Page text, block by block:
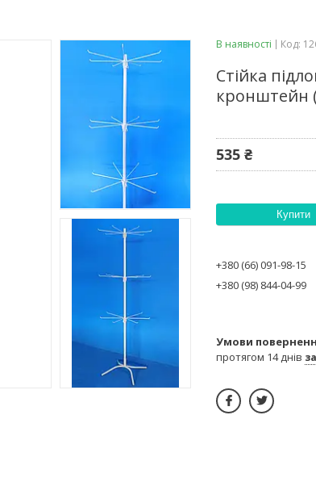
В наявності Код:
Стійка
кронштейн
535 ₴
Купити
+380 (66) 091-98-15
+380 (98) 844-04-99
протягом 14 днів